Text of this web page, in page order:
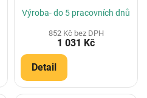
(Konfigurátor)
Výroba- do 5 pracovních dnů
852 Kč bez DPH
1 031 Kč
Detail